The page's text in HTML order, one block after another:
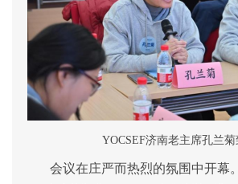
YOCSEF济南老主席孔兰菊
会议在庄严而热烈的氛围中开幕。